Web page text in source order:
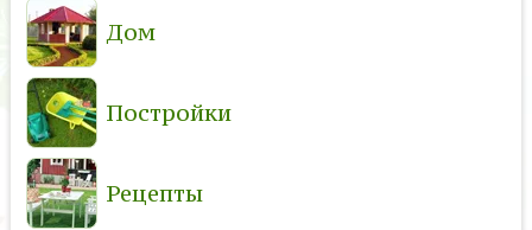
Дом
Постройки
Рецепты